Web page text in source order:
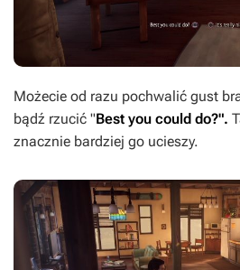
Możecie od razu pochwalić gust
bądź rzucić "Best you could do?".
znacznie bardziej go ucieszy.